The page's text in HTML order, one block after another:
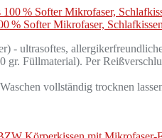
% Softer Mikrofaser,
- ultrasoftes,
Füllmaterial). Per
vollständig trocknen